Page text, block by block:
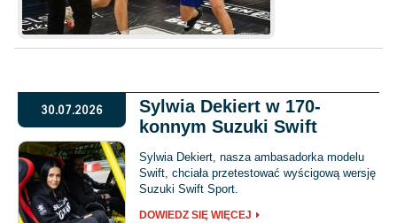
30.07.2026
Sylwia Dekiert w 170-
konnym Suzuki Swift
Sylwia Dekiert, nasza ambasadorka modelu
Swift, chciała przetestować wyścigową wersję
Suzuki Swift Sport.
DOWIEDZ SIĘ WIĘCEJ